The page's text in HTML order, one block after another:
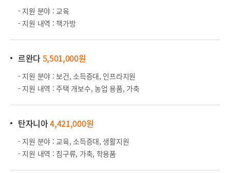
- 지원 분야 : 교육
- 지원 내역 : 책가방
르완다5,501,000원
- 지원 분야 : 보건, 소득증대, 인프라지원
- 지원 내역 : 주택 개보수, 농업 용품, 가축
탄자니아4,421,000원
- 지원 분야 : 교육, 소득증대, 생활지원
- 지원 내역 : 침구류, 가축, 학용품